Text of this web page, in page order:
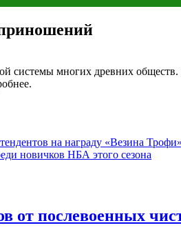
системы многих древних
на награду «Везина
новичков НБА этого сезона
от послевоенных